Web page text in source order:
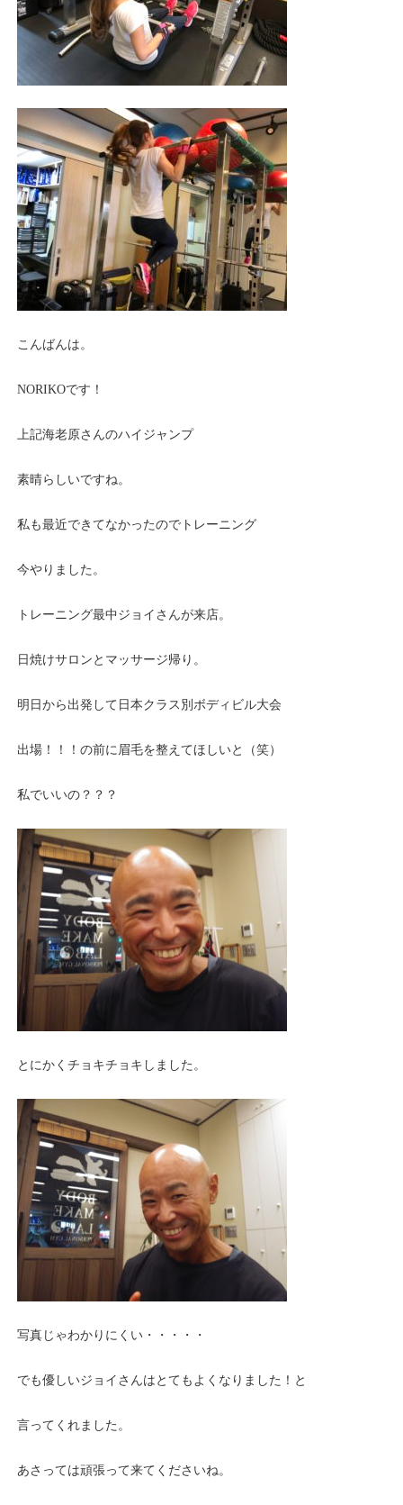
こんばんは。
NORIKOです！
上記海老原さんのハイジャンプ
素晴らしいですね。
私も最近できてなかったのでトレーニング
今やりました。
トレーニング最中ジョイさんが来店。
日焼けサロンとマッサージ帰り。
明日から出発して日本クラス別ボディビル大会
出場！！！の前に眉毛を整えてほしいと（笑）
私でいいの？？？
とにかくチョキチョキしました。
写真じゃわかりにくい・・・・・
でも優しいジョイさんはとてもよくなりました！と
言ってくれました。
あさっては頑張って来てくださいね。